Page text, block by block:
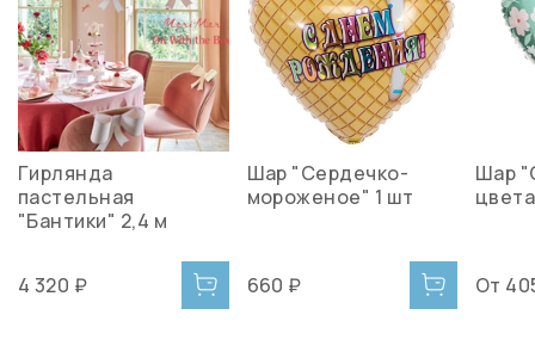
Гирлянда
пастельная
"Бантики" 2,4 м
4 320 ₽
Шар "Сердечко-
мороженое" 1 шт
660 ₽
Шар
От